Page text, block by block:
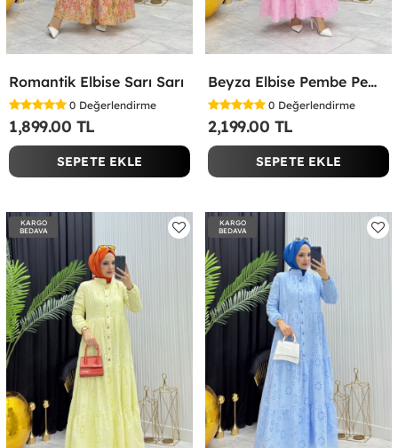
Romantik Elbise Sarı Sarı
0 Değerlendirme
1,899.00 TL
SEPETE EKLE
Beyza Elbise Pembe Pembe
0 Değerlendirme
2,199.00 TL
SEPETE EKLE
KARGO
BEDAVA
KARGO
BEDAVA